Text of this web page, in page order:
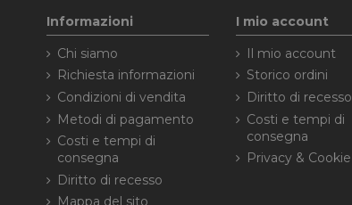
Informazioni
Chi siamo
Richiesta informazioni
Condizioni di vendita
Metodi di pagamento
Costi e tempi di
consegna
Diritto di recesso
Mappa del sito
I mio account
Il mio account
Storico ordini
Diritto di recesso
Costi e tempi di
consegna
Privacy & Cookie